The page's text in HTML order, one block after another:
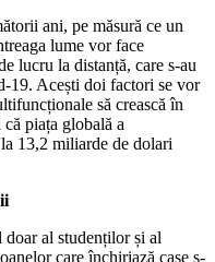
ani, pe măsură ce un
lume vor face
lucru la distanță, care s-au
19. Acești doi factori se vor
să crească în
piața globală a
13,2 miliarde de dolari
al studenților și al
care închiriază case s-